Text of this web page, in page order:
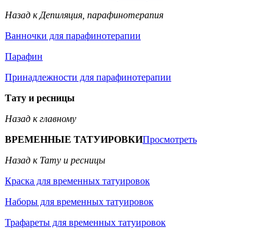
Назад к Депиляция, парафинотерапия
Ванночки для парафинотерапии
Парафин
Принадлежности для парафинотерапии
Тату и ресницы
Назад к главному
ВРЕМЕННЫЕ ТАТУИРОВКИПросмотреть
Назад к Тату и ресницы
Краска для временных татуировок
Наборы для временных татуировок
Трафареты для временных татуировок